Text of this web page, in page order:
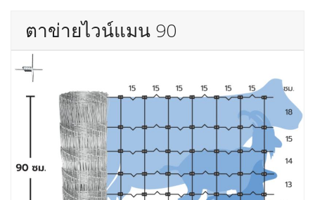
ตาข่ายไวน์แมน 90